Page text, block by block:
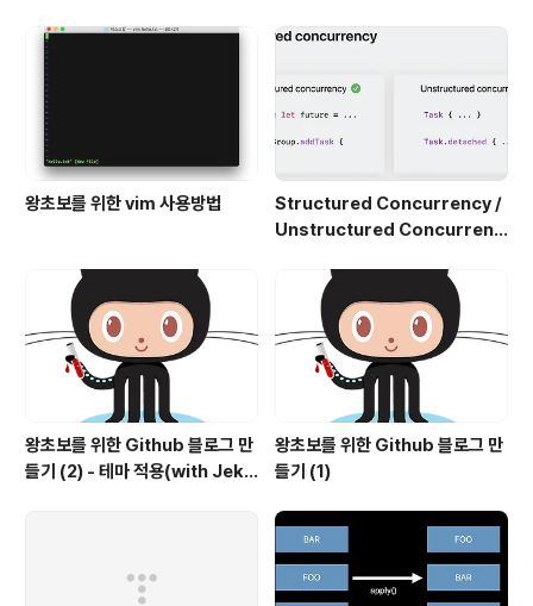
왕초보를 위한 vim 사용방법
Structured Concurrency /
Unstructured Concurrenc
왕초보를 위한 Github 블로그 만
들기 (2) - 테마 적용(with Jekyl
왕초보를 위한 Github 블로그 만
들기 (1)